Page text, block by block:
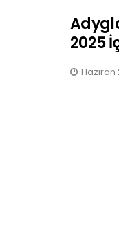
2025
Haziran